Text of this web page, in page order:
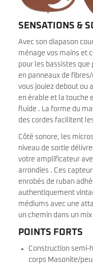
SENSATIONS &
Avec son diapason
ménage vos mains et
pour les bassistes que
en panneaux de
vous jouiez debout ou
en érable et la touche
fluide . La forme du
des cordes facilitent
Côté sonore, les
niveau de sortie
votre amplificateur
arrondies . Ces
enrobés de ruban
authentiquement
médiums avec une
un chemin dans un
POINTS FORTS
Construction semi-
corps Masonite/